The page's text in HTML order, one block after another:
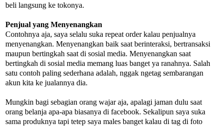
beli langsung ke tokonya.
Penjual yang Menyenangkan
Contohnya aja, saya selalu suka repeat order kalau penjualnya
menyenangkan. Menyenangkan baik saat berinteraksi, bertransaksi
maupun bertingkah saat di sosial media. Menyenangkan saat
bertingkah di sosial media memang luas banget ya ranahnya. Salah
satu contoh paling sederhana adalah, nggak ngetag sembarangan
akun kita ke jualannya dia.
Mungkin bagi sebagian orang wajar aja, apalagi jaman dulu saat
orang belanja apa-apa biasanya di facebook. Sekalipun saya suka
sama produknya tapi tetep saya males banget kalau di tag di foto